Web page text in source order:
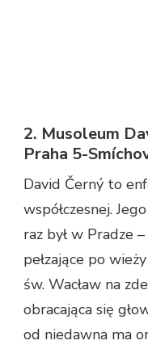
2. Musoleum
Praha 5-
David Černý to
współczesnej.
raz był w Pradze
pełzające po
św. Wacław na
obracająca się
od niedawna ma